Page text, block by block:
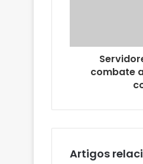
o
a
combate
Artigos